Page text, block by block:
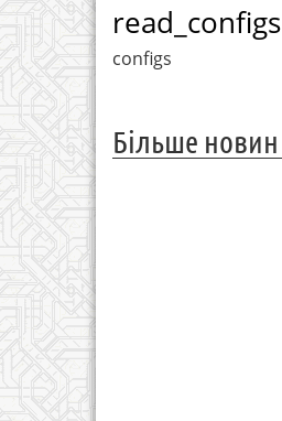
read_configs
configs
Більше новин